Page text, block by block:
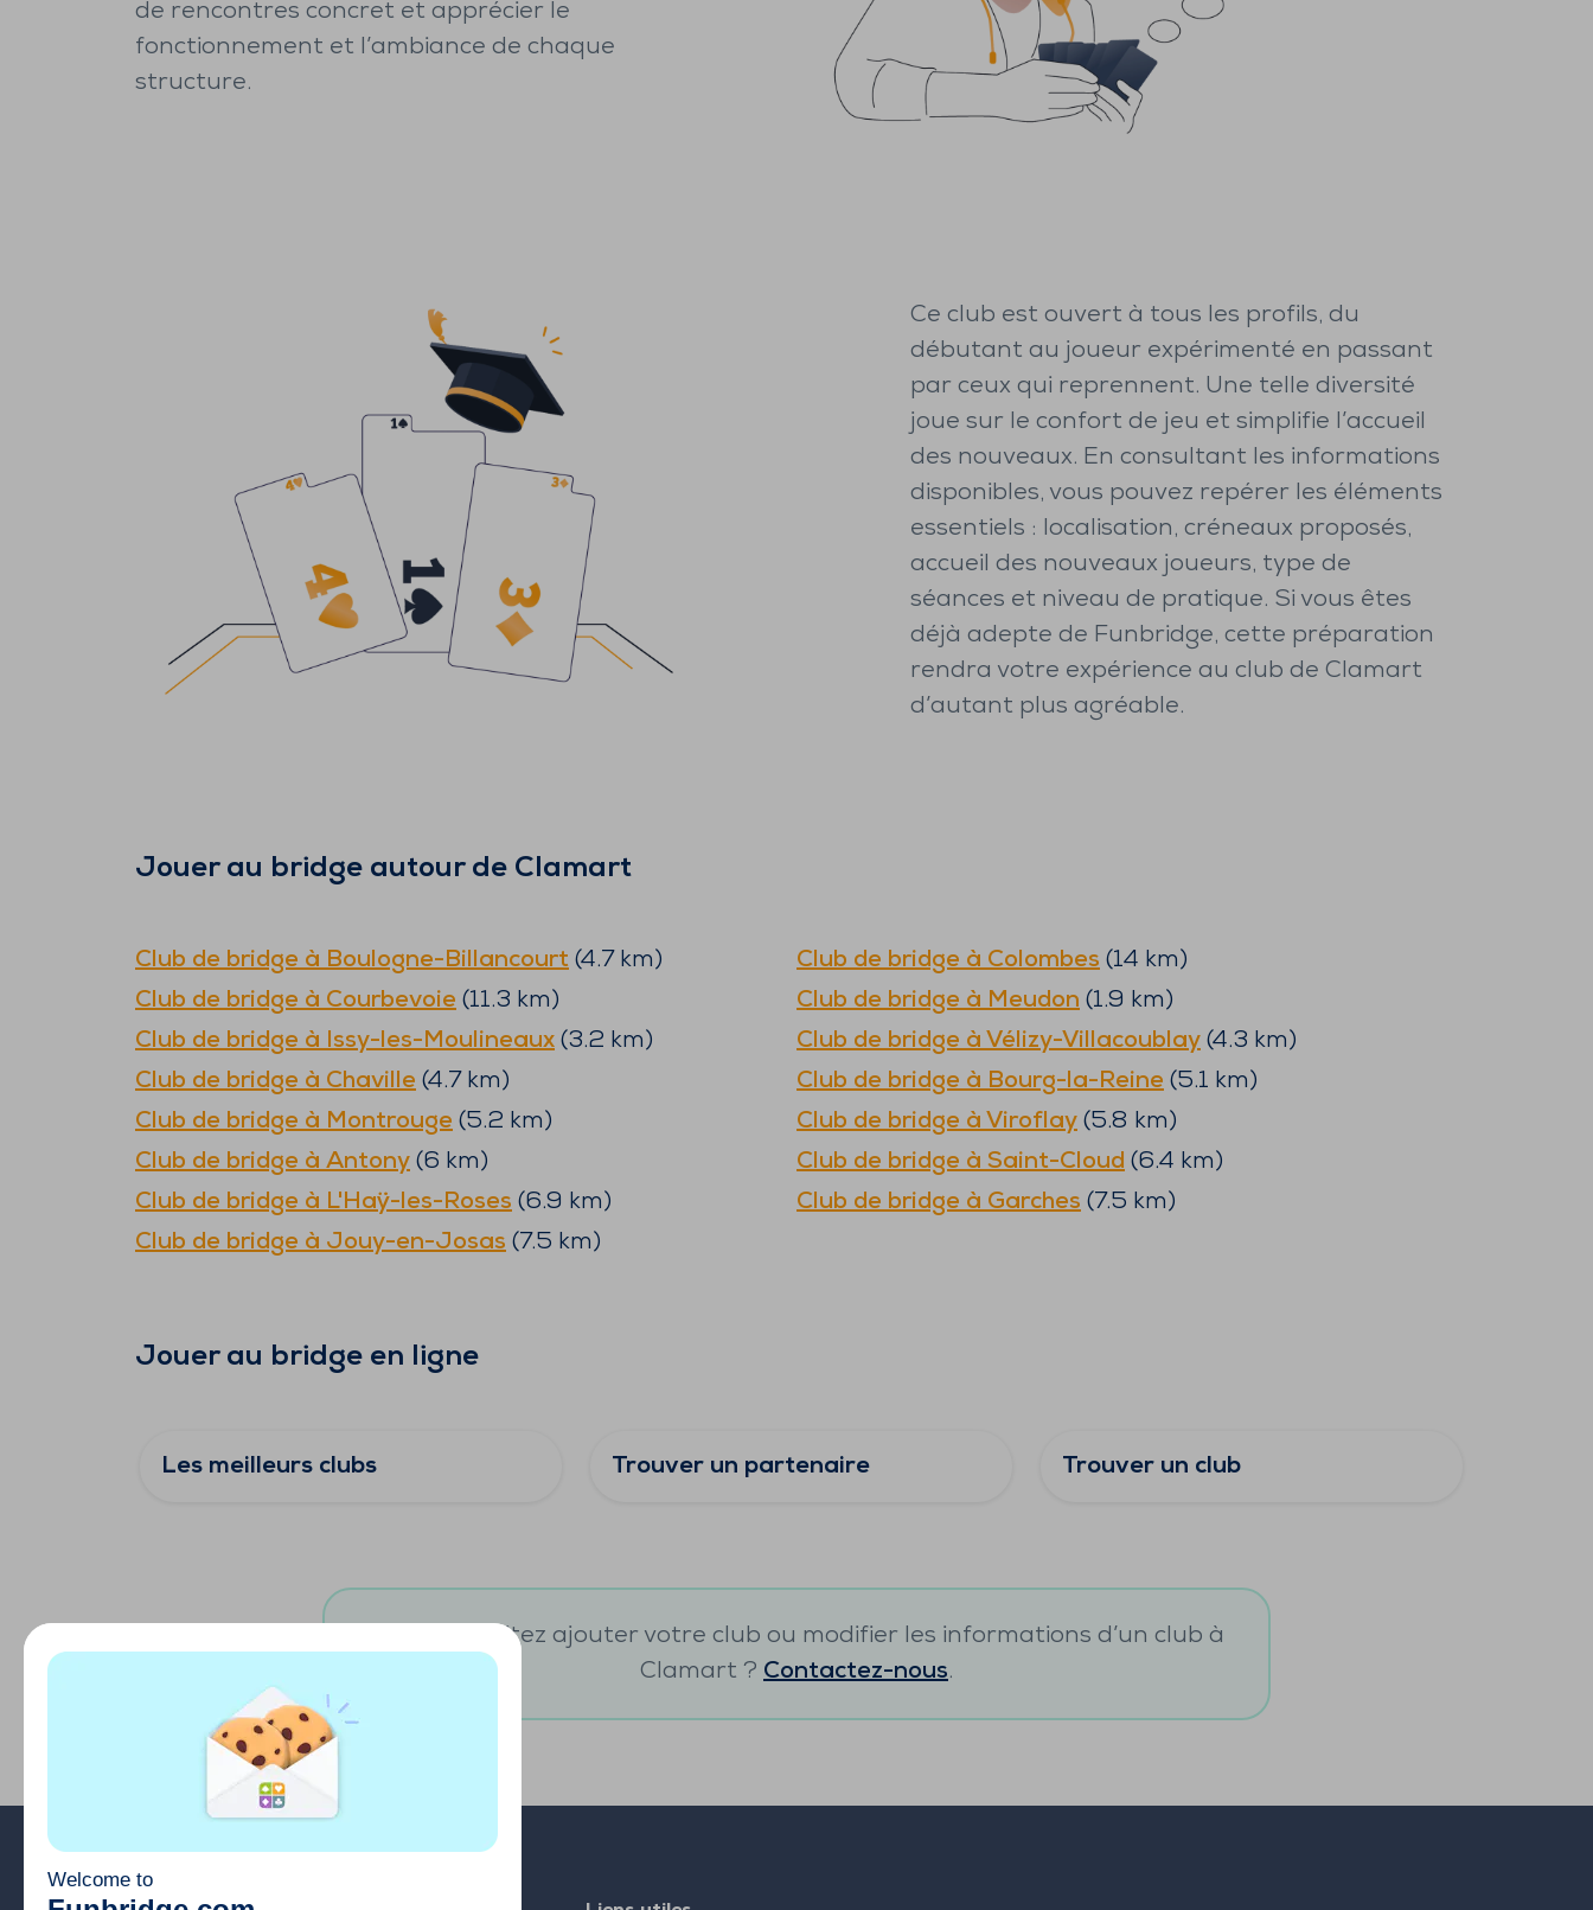
de rencontres concret et apprécier le
fonctionnement et l’ambiance de chaque
structure.
Ce club est ouvert à tous les profils, du
débutant au joueur expérimenté en passant
par ceux qui reprennent. Une telle diversité
joue sur le confort de jeu et simplifie l’accueil
des nouveaux. En consultant les informations
disponibles, vous pouvez repérer les éléments
essentiels : localisation, créneaux proposés,
accueil des nouveaux joueurs, type de
séances et niveau de pratique. Si vous êtes
déjà adepte de Funbridge, cette préparation
rendra votre expérience au club de Clamart
d’autant plus agréable.
Jouer au bridge autour de Clamart
Club de bridge à Boulogne-Billancourt (4.7 km) Club de bridge à Colombes (14 km)
Club de bridge à Courbevoie (11.3 km) Club de bridge à Meudon (1.9 km)
Club de bridge à Issy-les-Moulineaux (3.2 km) Club de bridge à Vélizy-Villacoublay (4.3 km)
Club de bridge à Chaville (4.7 km) Club de bridge à Bourg-la-Reine (5.1 km)
Club de bridge à Montrouge (5.2 km) Club de bridge à Viroflay (5.8 km)
Club de bridge à Antony (6 km) Club de bridge à Saint-Cloud (6.4 km)
Club de bridge à L'Haÿ-les-Roses (6.9 km) Club de bridge à Garches (7.5 km)
Club de bridge à Jouy-en-Josas (7.5 km)
Jouer au bridge en ligne
Les meilleurs clubs Trouver un partenaire Trouver un club
Vous souhaitez ajouter votre club ou modifier les informations d’un club à
Clamart ? Contactez-nous.